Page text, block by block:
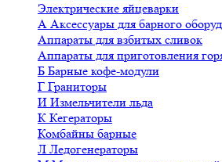
Электрические яйцеварки
А Аксессуары для барного
Аппараты для взбитых сливок
Аппараты для приготовления
Б Барные кофе-модули
Г Граниторы
И Измельчители льда
К Кегераторы
Комбайны барные
Л Ледогенераторы